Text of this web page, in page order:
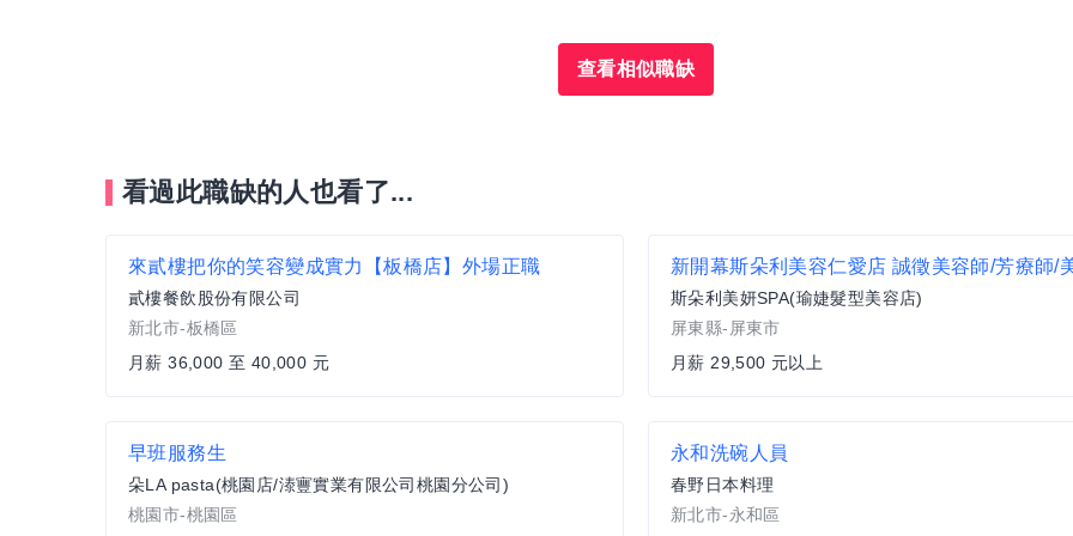
查看相似職缺
看過此職缺的人也看了...
來貳樓把你的笑容變成實力【板橋店】外場正職
貳樓餐飲股份有限公司
新北市-板橋區
月薪 36,000 至 40,000 元
斯朵利美妍SPA(瑜婕髮型美容店)
屏東縣-屏東市
月薪 29,500 元以上
早班服務生
朵LA pasta(桃園店/溙寷實業有限公司桃園分公司)
桃園市-桃園區
永和洗碗人員
春野日本料理
新北市-永和區